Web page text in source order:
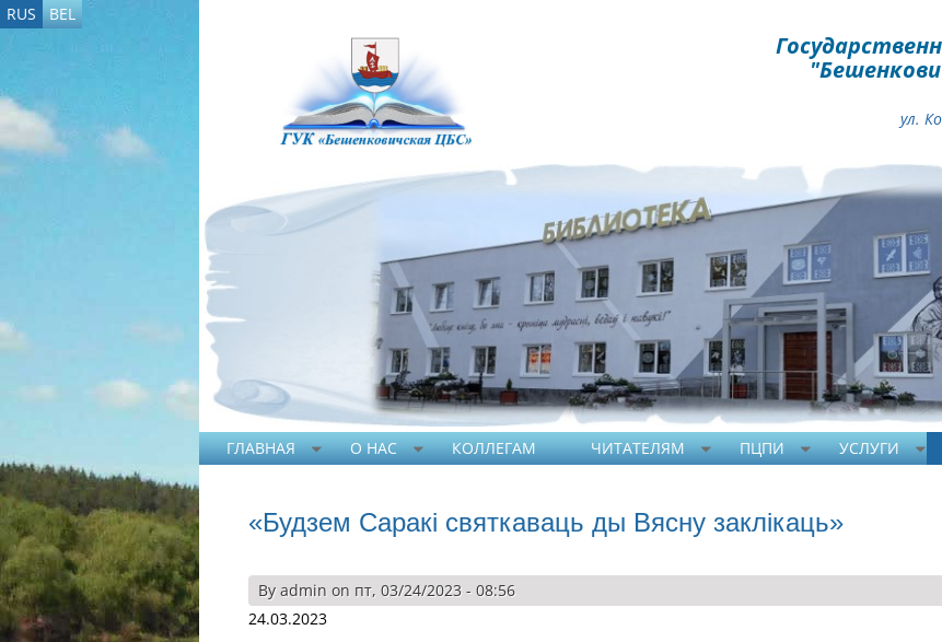
RUS BEL
ул.
ГЛАВНАЯ О НАС КОЛЛЕГАМ ЧИТАТЕЛЯМ ПЦПИ УСЛУГИ
«Будзем Саракі святкаваць ды Вясну заклікаць»
Byadmin on пт, 03/24/2023 - 08:56
24.03.2023